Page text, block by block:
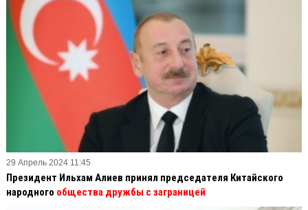
29 Апрель 2024 11:45
Президент Ильхам Алиев принял председателя Китайского
народного общества дружбы с заграницей